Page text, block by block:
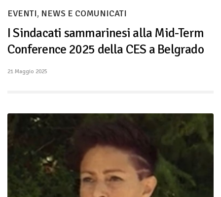
EVENTI, NEWS E COMUNICATI
I Sindacati sammarinesi alla Mid-Term
Conference 2025 della CES a Belgrado
21 Maggio 2025